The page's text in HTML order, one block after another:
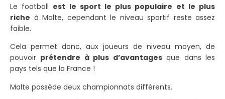
Le football est le sport le plus populaire et le plus
riche à Malte, cependant le niveau sportif reste assez
faible.
Cela permet donc, aux joueurs de niveau moyen, de
pouvoir prétendre à plus d’avantagesque dans les
pays tels que la France !
Malte possède deux championnats différents.